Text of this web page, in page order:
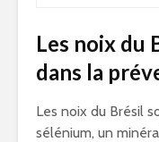
Les noix du
dans la
Les noix du Brésil
sélénium, un